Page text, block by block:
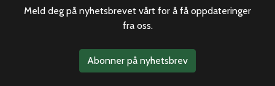
Meld deg på nyhetsbrevet vårt for å få oppdateringer
fra oss.
Abonner på nyhetsbrev